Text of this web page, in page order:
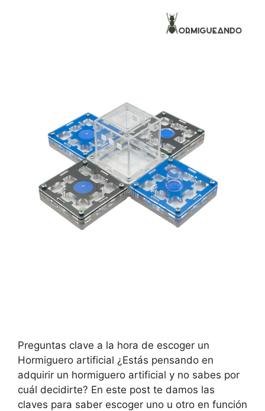
Preguntas clave a la hora de escoger un
Hormiguero artificial ¿Estás pensando en
adquirir un hormiguero artificial y no sabes por
cuál decidirte? En este post te damos las
claves para saber escoger uno u otro en función